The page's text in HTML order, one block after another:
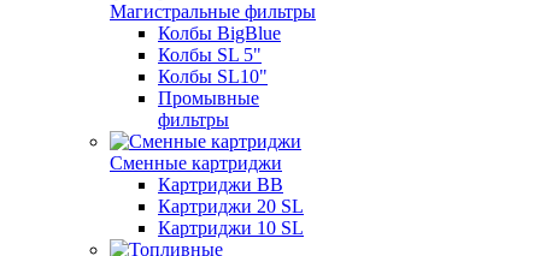
Магистральные фильтры
Колбы BigBlue
Колбы SL 5"
Колбы SL10"
Промывные
фильтры
Сменные картриджи
Картриджи BB
Картриджи 20 SL
Картриджи 10 SL